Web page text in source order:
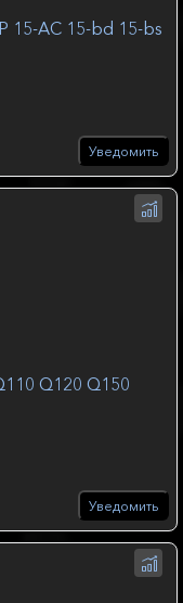
15-AC 15-bd 15-bs
Уведомить
Q120 Q150
Уведомить